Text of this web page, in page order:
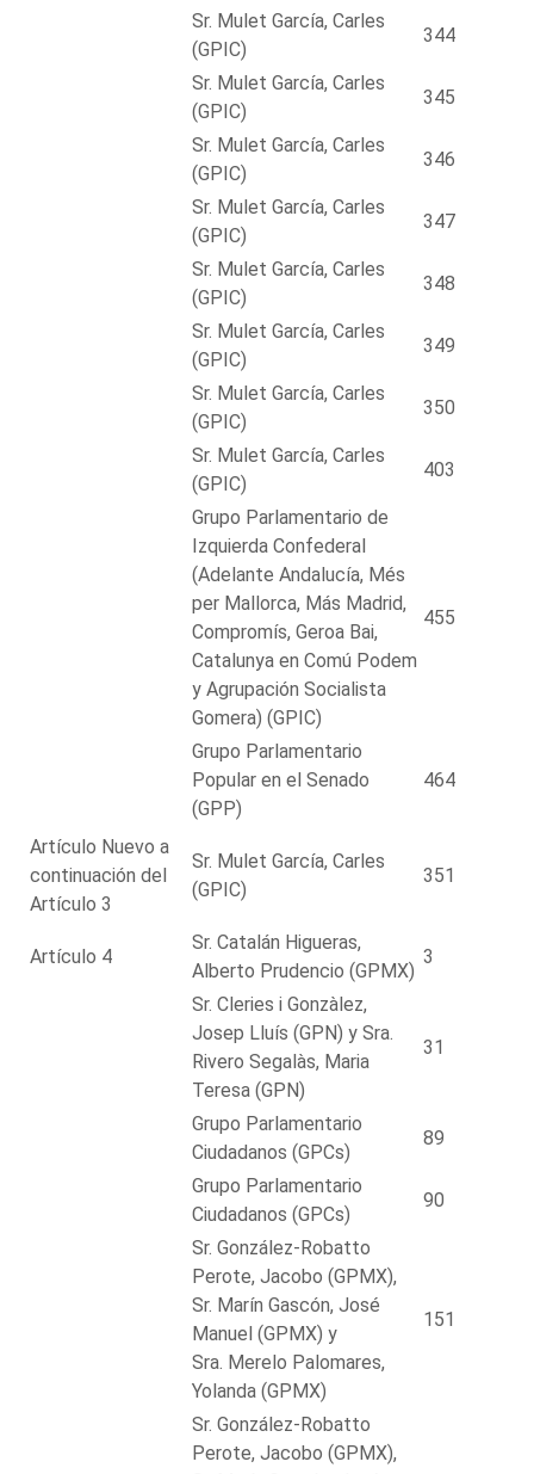
Sr. Mulet García, Carles
(GPIC)
344
Sr. Mulet García, Carles
(GPIC)
345
Sr. Mulet García, Carles
(GPIC)
346
Sr. Mulet García, Carles
(GPIC)
347
Sr. Mulet García, Carles
(GPIC)
348
Sr. Mulet García, Carles
(GPIC)
349
Sr. Mulet García, Carles
(GPIC)
350
Sr. Mulet García, Carles
(GPIC)
403
Grupo Parlamentario de
Izquierda Confederal
(Adelante Andalucía, Més
per Mallorca, Más Madrid,
Compromís, Geroa Bai,
Catalunya en Comú Podem
y Agrupación Socialista
Gomera) (GPIC)
455
Grupo Parlamentario
Popular en el Senado
(GPP)
464
Artículo Nuevo a
continuación del
Artículo 3
Sr. Mulet García, Carles
(GPIC)
351
Artículo 4
Sr. Catalán Higueras,
Alberto Prudencio (GPMX)
3
Sr. Cleries i Gonzàlez,
Josep Lluís (GPN) y Sra.
Rivero Segalàs, Maria
Teresa (GPN)
31
Grupo Parlamentario
Ciudadanos (GPCs)
89
Grupo Parlamentario
Ciudadanos (GPCs)
90
Sr. González-Robatto
Perote, Jacobo (GPMX),
Sr. Marín Gascón, José
Manuel (GPMX) y
Sra. Merelo Palomares,
Yolanda (GPMX)
151
Sr. González-Robatto
Perote, Jacobo (GPMX),